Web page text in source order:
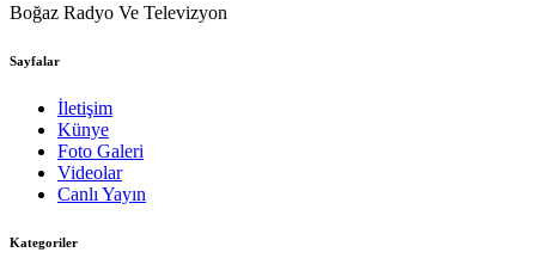
Boğaz Radyo Ve Televizyon
Sayfalar
İletişim
Künye
Foto Galeri
Videolar
Canlı Yayın
Kategoriler